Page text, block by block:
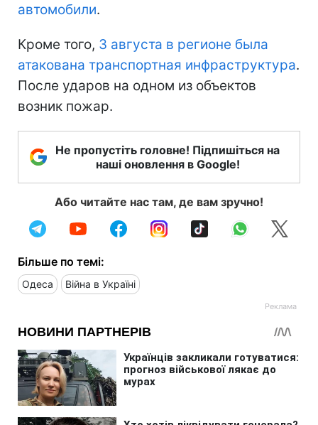
автомобили.
Кроме того, 3 августа в регионе была
атакована транспортная инфраструктура.
После ударов на одном из объектов
возник пожар.
Не пропустіть головне! Підпишіться на
наші оновлення в Google!
Або читайте нас там, де вам зручно!
Більше по темі:
Одеса Війна в Україні